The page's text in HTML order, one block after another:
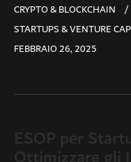
CRYPTO & BLOCKCHAIN
STARTUPS & VENTURE
FEBBRAIO 26, 2025